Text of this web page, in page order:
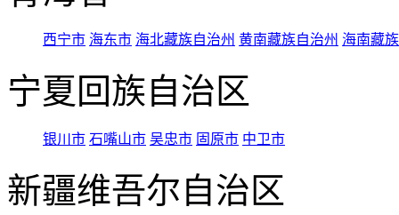
西宁市 海东市 海北藏族自治州 黄南藏族自治州 海南藏
宁夏回族自治区
银川市 石嘴山市 吴忠市 固原市 中卫市
新疆维吾尔自治区